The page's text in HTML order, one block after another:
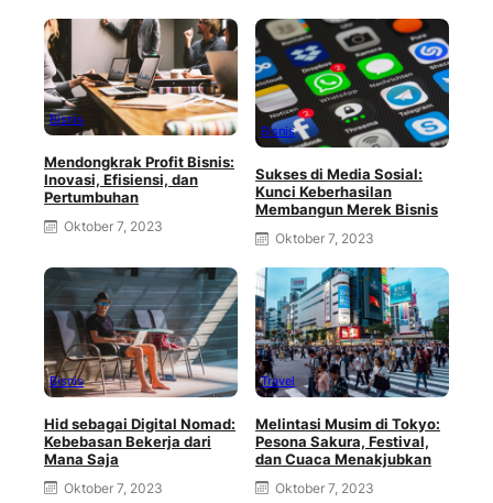
Bisnis
Mendongkrak Profit Bisnis:
Inovasi, Efisiensi, dan
Pertumbuhan
Oktober 7, 2023
Bisnis
Sukses di Media Sosial:
Kunci Keberhasilan
Membangun Merek Bisnis
Oktober 7, 2023
Bisnis
Hid sebagai Digital Nomad:
Kebebasan Bekerja dari
Mana Saja
Oktober 7, 2023
Travel
Melintasi Musim di Tokyo:
Pesona Sakura, Festival,
dan Cuaca Menakjubkan
Oktober 7, 2023